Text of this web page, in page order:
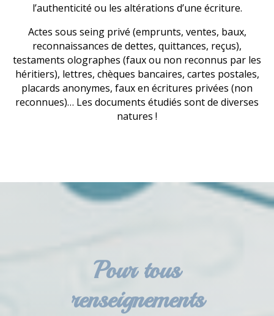
l’authenticité ou les altérations d’une écriture.
Actes sous seing privé (emprunts, ventes, baux,
reconnaissances de dettes, quittances, reçus),
testaments olographes (faux ou non reconnus par les
héritiers), lettres, chèques bancaires, cartes postales,
placards anonymes, faux en écritures privées (non
reconnues)… Les documents étudiés sont de diverses
natures !
Pour tous
renseignements